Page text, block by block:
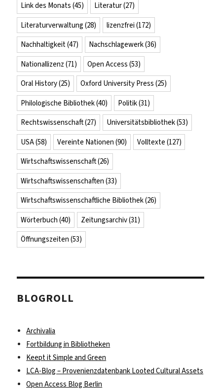
Link des Monats (45) Literatur(27)
Literaturverwaltung (28) lizenzfrei (172)
Nachhaltigkeit(47) Nachschlagewerk(36)
Nationallizenz (71) Open Access (53)
Oral History(25) Oxford University Press (25)
Philologische Bibliothek(40) Politik(31)
Rechtswissenschaft(27) Universitätsbibliothek(53)
USA(58) Vereinte Nationen (90) Volltexte (127)
Wirtschaftswissenschaft(26)
Wirtschaftswissenschaften (33)
Wirtschaftswissenschaftliche Bibliothek(26)
Wörterbuch (40) Zeitungsarchiv(31)
Öffnungszeiten (53)
BLOGROLL
Archivalia
Fortbildung in Bibliotheken
Keept it Simple and Green
LCA-Blog – Provenienzdatenbank Looted Cultural Assets
Open Access Blog Berlin